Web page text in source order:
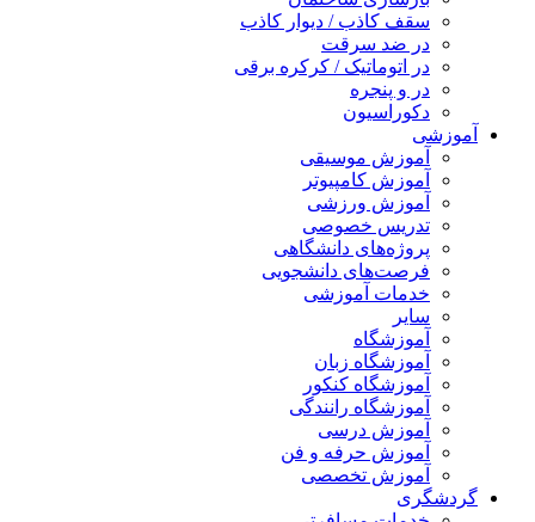
سقف کاذب / دیوار کاذب
در ضد سرقت
در اتوماتیک / کرکره برقی
در و پنجره
دکوراسیون
آموزشی
آموزش موسیقی
آموزش کامپیوتر
آموزش ورزشی
تدریس خصوصی
پروژه‌های دانشگاهی
فرصت‌های دانشجویی
خدمات آموزشی
سایر
آموزشگاه
آموزشگاه زبان
آموزشگاه کنکور
آموزشگاه رانندگی
آموزش درسی
آموزش حرفه و فن
آموزش تخصصی
گردشگری